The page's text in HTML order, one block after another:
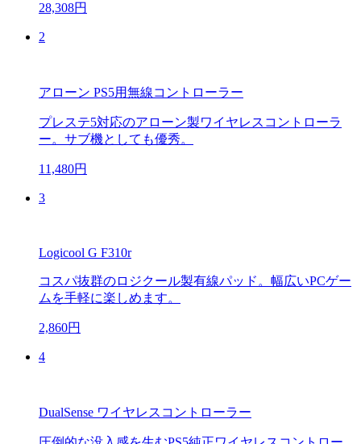
28,308円
2
アローン PS5用無線コントローラー
プレステ5対応のアローン製ワイヤレスコントローラ
ー。サブ機としても優秀。
11,480円
3
Logicool G F310r
コスパ抜群のロジクール製有線パッド。幅広いPCゲー
ムを手軽に楽しめます。
2,860円
4
DualSense ワイヤレスコントローラー